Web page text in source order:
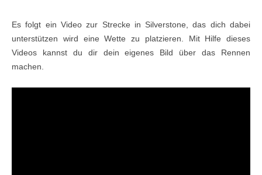
Es folgt ein Video zur Strecke in Silverstone, das dich dabei
unterstützen wird eine Wette zu platzieren. Mit Hilfe dieses
Videos kannst du dir dein eigenes Bild über das Rennen
machen.